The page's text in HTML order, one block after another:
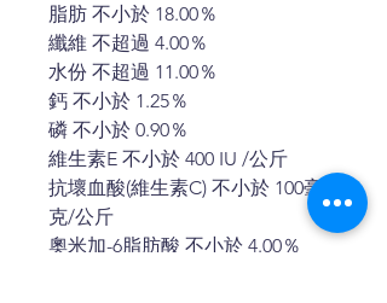
脂肪 不小於 18.00％
纖維 不超過 4.00％
水份 不超過 11.00％
鈣 不小於 1.25％
磷 不小於 0.90％
維生素E 不小於 400 IU /公斤
抗壞血酸(維生素C) 不小於 100毫
克/公斤
奧米加-6脂肪酸 不小於 4.00％